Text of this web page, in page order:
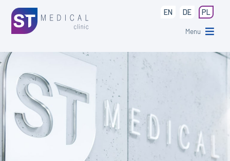
EN DE PL
Menu